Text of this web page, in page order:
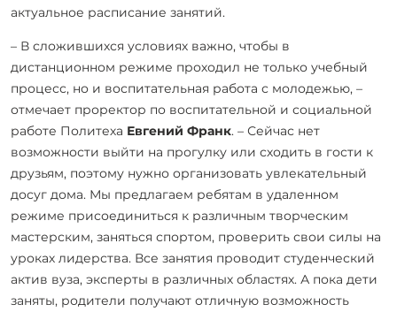
актуальное расписание занятий.
– В сложившихся условиях важно, чтобы в
дистанционном режиме проходил не только учебный
процесс, но и воспитательная работа с молодежью, –
отмечает проректор по воспитательной и социальной
работе Политеха Евгений Франк. – Сейчас нет
возможности выйти на прогулку или сходить в гости к
друзьям, поэтому нужно организовать увлекательный
досуг дома. Мы предлагаем ребятам в удаленном
режиме присоединиться к различным творческим
мастерским, заняться спортом, проверить свои силы на
уроках лидерства. Все занятия проводит студенческий
актив вуза, эксперты в различных областях. А пока дети
заняты, родители получают отличную возможность